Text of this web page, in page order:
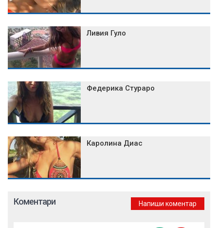
Ливия Гуло
Федерика Стураро
Каролина Диас
Коментари Напиши коментар